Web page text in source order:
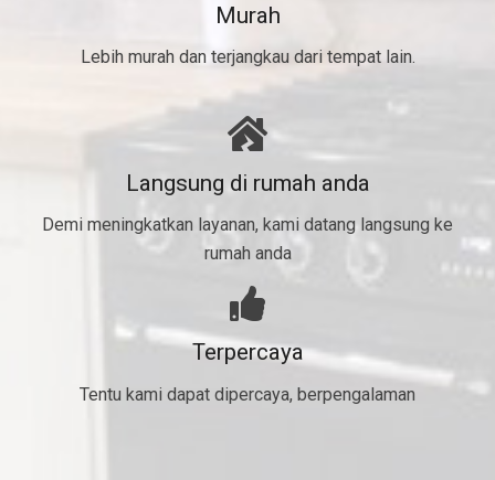
Murah
Lebih murah dan terjangkau dari tempat lain.
Langsung di rumah anda
Demi meningkatkan layanan, kami datang langsung ke
rumah anda
Terpercaya
Tentu kami dapat dipercaya, berpengalaman